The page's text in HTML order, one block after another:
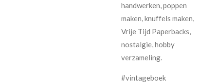
handwerken, poppen
maken, knuffels maken,
Vrije Tijd Paperbacks,
nostalgie, hobby
verzameling.
#vintageboek